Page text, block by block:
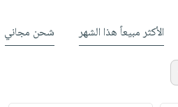
الأكثر مبيعاً هذا الشهر شحن مجاني